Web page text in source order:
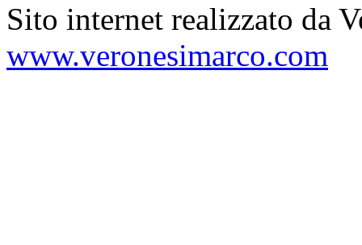
Sito internet realizzato da
www.veronesimarco.com